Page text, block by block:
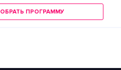
ПРОГРАММУ